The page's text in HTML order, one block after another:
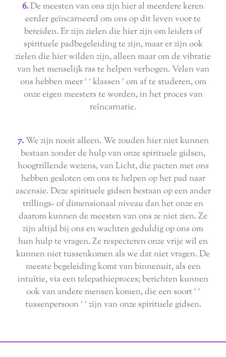
6.De meesten van ons zijn hier al meerdere keren
eerder geïncarneerd om ons op dit leven voor te
bereiden. Er zijn zielen die hier zijn om leiders of
spirituele padbegeleiding te zijn, maar er zijn ook
zielen die hier wilden zijn, alleen maar om de vibratie
van het menselijk ras te helpen verhogen. Velen van
ons hebben meer ′ ′ klassen ′ om af te studeren, om
onze eigen meesters te worden, in het proces van
reïncarnatie.
7.We zijn nooit alleen. We zouden hier niet kunnen
bestaan zonder de hulp van onze spirituele gidsen,
hoogtrillende wezens, van Licht, die pacten met ons
hebben gesloten om ons te helpen op het pad naar
ascensie. Deze spirituele gidsen bestaan op een ander
trillings- of dimensionaal niveau dan het onze en
daarom kunnen de meesten van ons ze niet zien. Ze
zijn altijd bij ons en wachten geduldig op ons om
hun hulp te vragen. Ze respecteren onze vrije wil en
kunnen niet tussenkomen als we dat niet vragen. De
meeste begeleiding komt van binnenuit, als een
intuïtie, via een telepathieproces; berichten kunnen
ook van andere mensen komen, die een soort ′ ′
tussenpersoon ′ ′ zijn van onze spirituele gidsen.